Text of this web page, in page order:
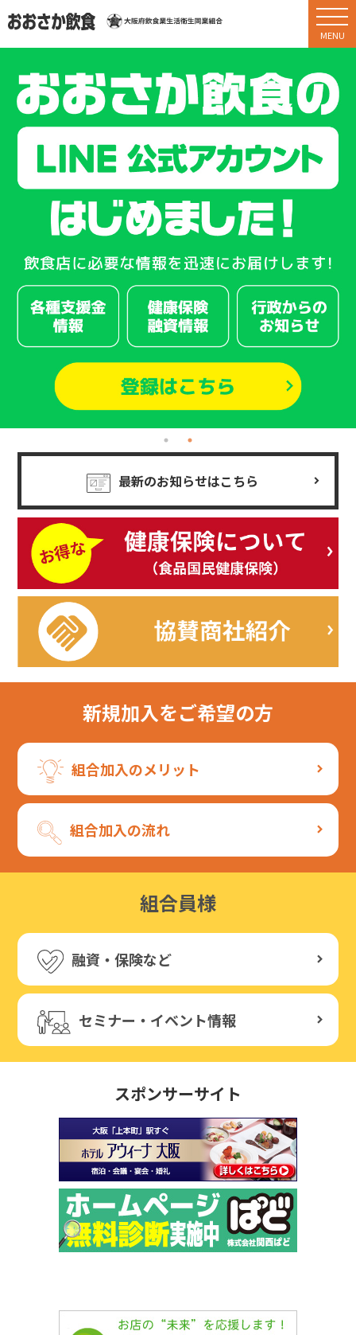
最新のお知らせはこちら
新規加入をご希望の方
組合加入のメリット
組合加入の流れ
組合員様
融資・保険など
セミナー・イベント情報
スポンサーサイト